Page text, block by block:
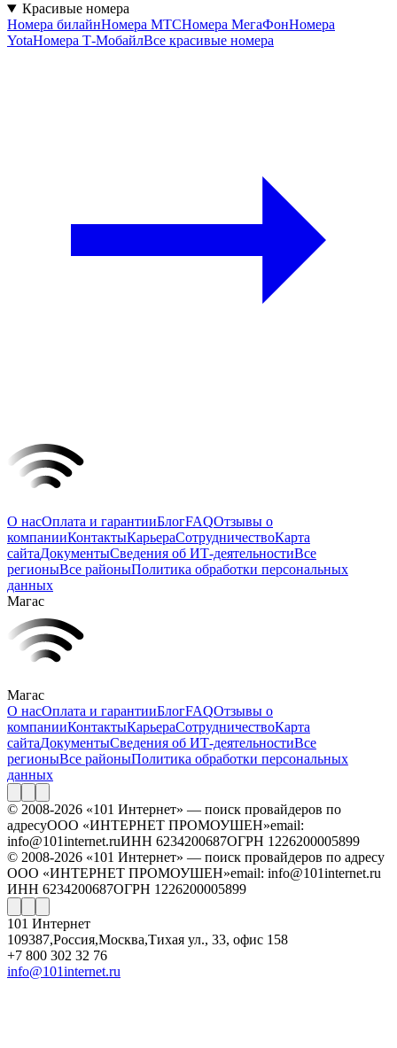
Красивые номера
Номера билайнНомера МТСНомера МегаФонНомера
YotaНомера Т-МобайлВсе красивые номера
О насОплата и гарантииБлогFAQОтзывы о
компанииКонтактыКарьераСотрудничествоКарта
сайтаДокументыСведения об ИТ-деятельностиВсе
регионыВсе районыПолитика обработки персональных
данных
Магас
Магас
О насОплата и гарантииБлогFAQОтзывы о
компанииКонтактыКарьераСотрудничествоКарта
сайтаДокументыСведения об ИТ-деятельностиВсе
регионыВсе районыПолитика обработки персональных
данных
© 2008-2026 «101 Интернет» — поиск провайдеров по
адресуООО «ИНТЕРНЕТ ПРОМОУШЕН»email:
info@101internet.ruИНН 6234200687ОГРН 1226200005899
© 2008-2026 «101 Интернет» — поиск провайдеров по адресу
ООО «ИНТЕРНЕТ ПРОМОУШЕН»email: info@101internet.ru
ИНН 6234200687ОГРН 1226200005899
101 Интернет
109387,Россия,Москва,Тихая ул., 33, офис 158
+7 800 302 32 76
info@101internet.ru